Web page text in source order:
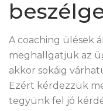
A coaching ülések
meghallgatjuk az
akkor sokáig
Ezért kérdezzük
tegyünk fel jó